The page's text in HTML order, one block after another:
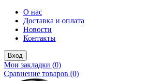
О нас
Доставка и оплата
Новости
Контакты
Вход
Мои закладки (0)
Сравнение товаров (0)